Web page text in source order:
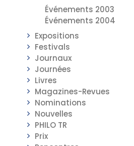
Événements 2003
Événements 2004
Expositions
Festivals
Journaux
Journées
Livres
Magazines-Revues
Nominations
Nouvelles
PHILO TR
Prix